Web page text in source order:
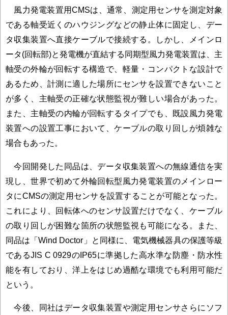
風力発電装置用CMSは、通常、測定用センサを測定対象
である軸受近くのハウジングなどの静止体に固定し、デー
タ収集装置へ直接ケーブルで接続する。しかし、メインロ
ータ(回転部)と発電機が直結する同期型風力発電装置は、主
軸受の外輪が回転する構造で、軽量・コンパクトな設計で
あるため、計測に適した場所にセンサを設置できないこと
が多く、主軸受の正確な状態監視が難しい場合があった。
また、主軸受の内輪が回転するタイプでも、既設風力発電
装置への設置工事において、ケーブルの取り回しが煩雑な
場合もあった。
今回開発した同品は、データ収集装置への無線通信を実
現し、世界で初めて外輪回転型風力発電装置のメインロー
タにCMSの測定用センサを設置することが可能となった。
これにより、回転体へのセンサ設置だけでなく、ケーブル
の取り回しが困難な箇所の状態監視も可能になる。また、
同品は「Wind Doctor」と同様に、電気機械器具の保護等級
であるJIS C 0929のIP65に準拠した高水準な防塵・防水性
能を有しており、洋上をはじめ過酷な環境でも利用可能だ
という。
今後、同社はデータ収集装置や測定用センサさらにソフ